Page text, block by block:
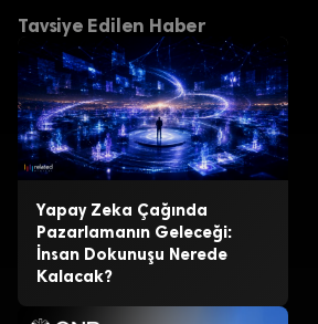
Tavsiye Edilen Haber
Yapay Zeka Çağında
Pazarlamanın Geleceği:
İnsan Dokunuşu Nerede
Kalacak?